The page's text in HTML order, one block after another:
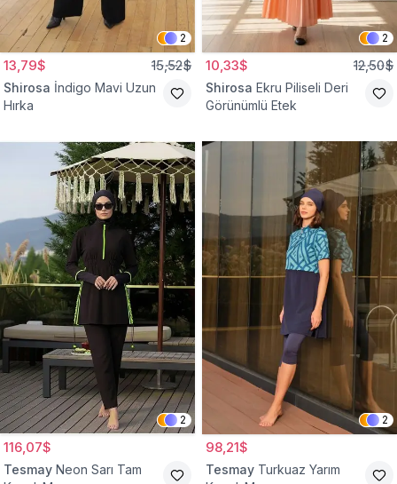
2
13,79$ 15,52$
Shirosa İndigo Mavi Uzun
Hırka
2
10,33$ 12,50$
Shirosa Ekru Piliseli Deri
Görünümlü Etek
2
116,07$
Tesmay Neon Sarı Tam
2
98,21$
Tesmay Turkuaz Yarım